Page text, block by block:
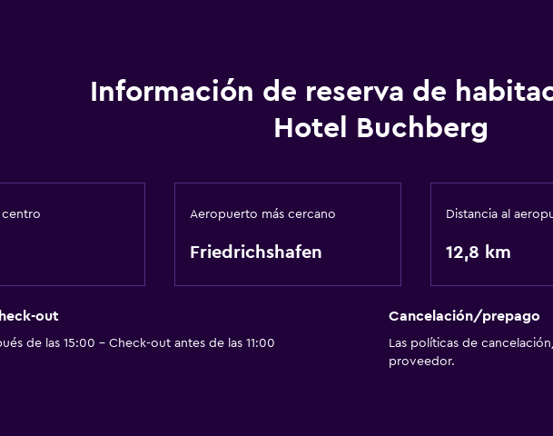
Información de reserva de
Hotel Buchberg
centro Aeropuerto más cercano
Friedrichshafen
Distancia al
12,8 km
out
de las 15:00 - Check-out antes de las 11:00
Cancelación/prepago
Las políticas de
proveedor.